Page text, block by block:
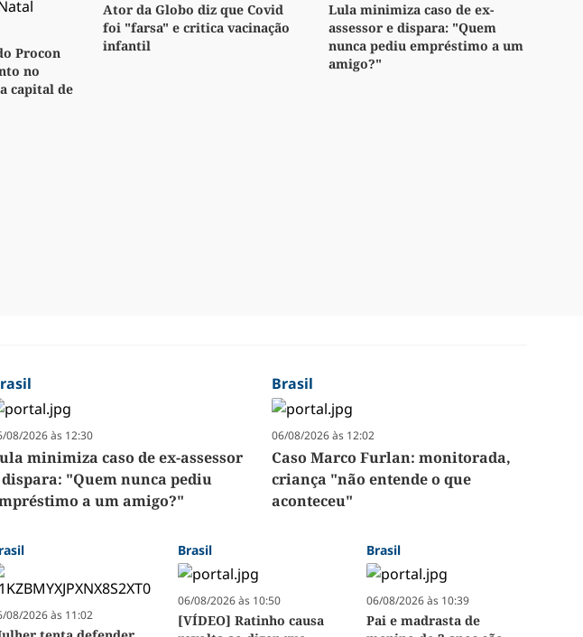
Procon
no
capital de
Ator da Globo diz que Covid
foi "farsa" e critica vacinação
infantil
Lula minimiza caso de ex-
assessor e dispara: "Quem
nunca pediu empréstimo a um
amigo?"
08/2026 às 12:30
minimiza caso de ex-assessor
dispara: "Quem nunca pediu
a um amigo?"
Brasil
06/08/2026 às 12:02
Caso Marco Furlan: monitorada,
criança "não entende o que
aconteceu"
08/2026 às 11:02
Brasil
06/08/2026 às 10:50
[VÍDEO] Ratinho causa
Brasil
06/08/2026 às 10:39
Pai e madrasta de